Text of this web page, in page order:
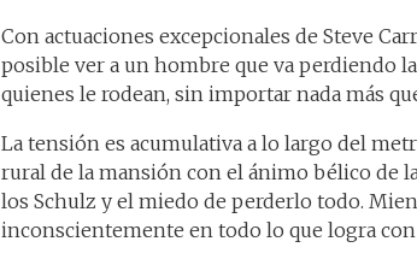
Con actuaciones excepcionales de Steve
posible ver a un hombre que va perdiendo
quienes le rodean, sin importar nada más
La tensión es acumulativa a lo largo del
rural de la mansión con el ánimo bélico de
los Schulz y el miedo de perderlo todo.
inconscientemente en todo lo que logra